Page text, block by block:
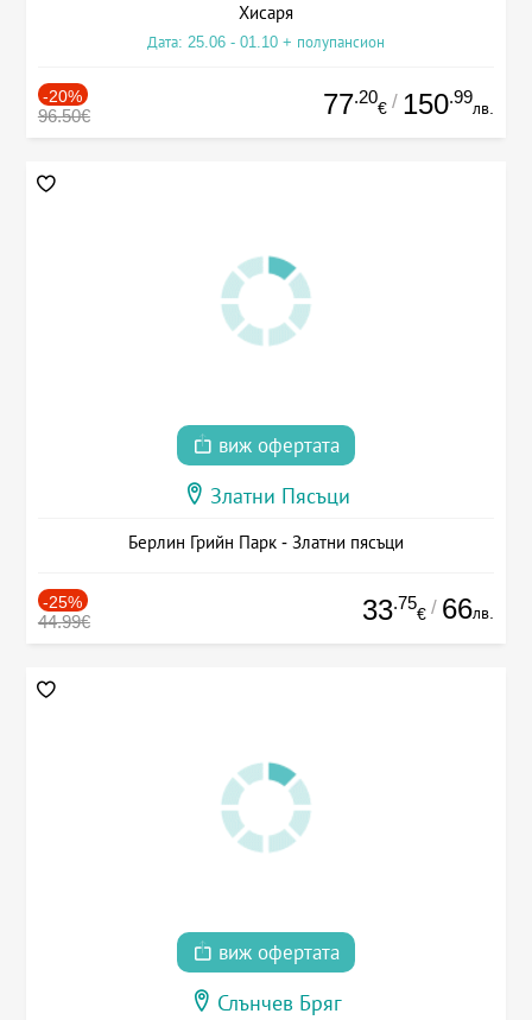
Хисаря
Дата: 25.06 - 01.10 + полупансион
-20%
96.50€ 77.20
€ / 150.99
лв.
виж офертата
Златни Пясъци
Берлин Грийн Парк - Златни пясъци
-25%
44.99€ 33.75
€ / 66лв.
виж офертата
Слънчев Бряг